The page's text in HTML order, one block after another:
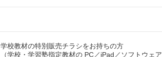
学校教材の特別販売チラシをお持ちの方
（学校・学習塾指定教材の PC／iPad／ソフトウェア